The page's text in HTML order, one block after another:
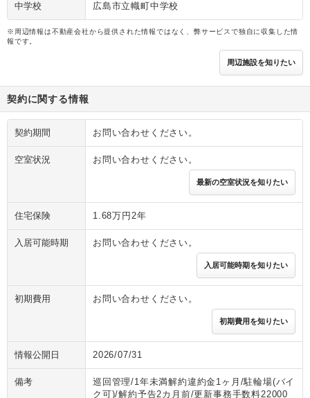
中学校 広島市立幟町中学校
※周辺情報は不動産会社から提供された情報ではなく、弊サービスで独自に収集した情
報です。
周辺施設を知りたい
契約に関する情報
契約期間 お問い合わせください。
空室状況 お問い合わせください。
最新の空室状況を知りたい
住宅保険 1.68万円2年
入居可能時期 お問い合わせください。
入居可能時期を知りたい
初期費用 お問い合わせください。
初期費用を知りたい
情報公開日 2026/07/31
備考
巡回管理/1年未満解約違約金1ヶ月/駐輪場(バイ
ク可)/解約予告2カ月前/更新事務手数料22000